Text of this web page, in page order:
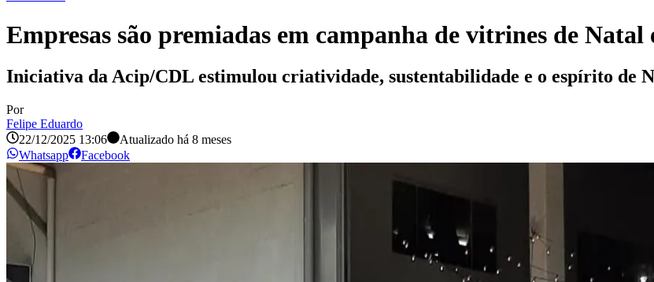
Empresas são premiadas em campanha de vitrines de
Iniciativa da Acip/CDL estimulou criatividade, sustentabilidade e o espírito de
Por
Felipe Eduardo
22/12/2025 13:06
Atualizado há 8 meses
Whatsapp
Facebook